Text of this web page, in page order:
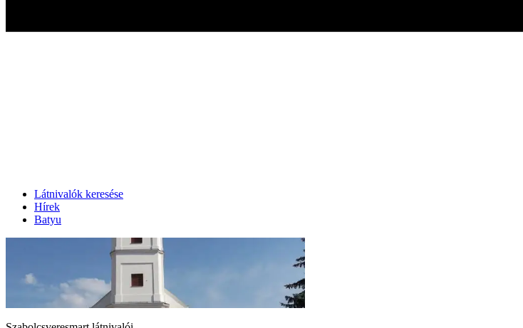
Látnivalók keresése
Hírek
Batyu